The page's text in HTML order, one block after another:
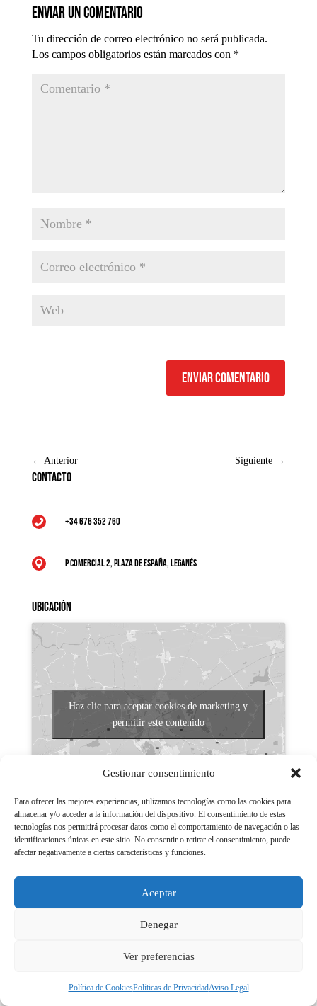
Gestionar consentimiento
Para ofrecer las mejores experiencias, utilizamos tecnologías como las cookies para
almacenar y/o acceder a la información del dispositivo. El consentimiento de estas
tecnologías nos permitirá procesar datos como el comportamiento de navegación o las
identificaciones únicas en este sitio. No consentir o retirar el consentimiento, puede
afectar negativamente a ciertas características y funciones.
Aceptar
Denegar
Ver preferencias
Política de CookiesPolíticas de PrivacidadAviso Legal
Enviar un comentario
Tu dirección de correo electrónico no será publicada.
Los campos obligatorios están marcados con *
Enviar comentario
← Anterior Siguiente →
Contacto
 +34 676 352 760
 P Comercial 2, Plaza de España, Leganés
Ubicación
Haz clic para aceptar cookies de marketing y
permitir este contenido
Aviso legal
Políticas de Privacidad
Aviso Legal